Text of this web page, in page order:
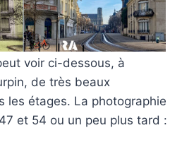
voir ci-dessous, à
de très beaux
les étages. La photographie
et 54 ou un peu plus tard :